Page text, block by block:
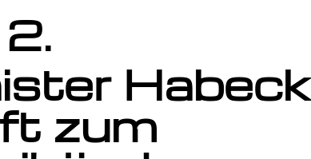
Habeck
zum